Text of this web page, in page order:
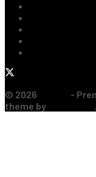
© 2026
-
theme by
.